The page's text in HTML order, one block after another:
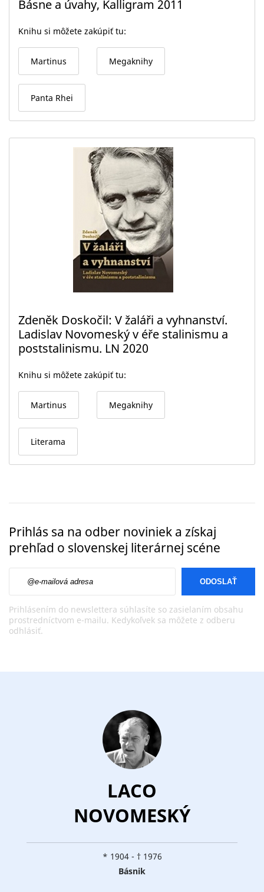
LACO
NOVOMESKÝ
* 1904 - † 1976
Básnik
Básne a úvahy, Kalligram 2011
Knihu si môžete zakúpiť tu:
Martinus Megaknihy
Panta Rhei
Zdeněk Doskočil: V žaláři a vyhnanství.
Ladislav Novomeský v éře stalinismu a
poststalinismu. LN 2020
Knihu si môžete zakúpiť tu:
Martinus Megaknihy
Literama
Prihlás sa na odber noviniek a získaj
prehľad o slovenskej literárnej scéne
Prihlásením do newslettera súhlasíte so zasielaním obsahu
prostredníctvom e-mailu. Kedykoľvek sa môžete z odberu
odhlásiť.